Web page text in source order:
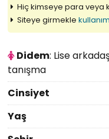
Hiç kimseye para veya
Siteye girmekle
Didem: Lise
tanışma
Cinsiyet
Yaş